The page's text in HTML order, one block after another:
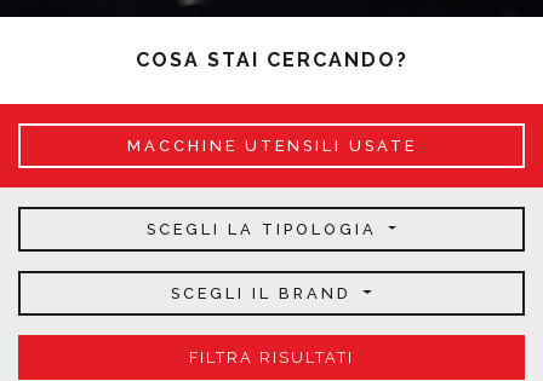
COSA STAI CERCANDO?
MACCHINE UTENSILI USATE
SCEGLI LA TIPOLOGIA
SCEGLI IL BRAND
FILTRA RISULTATI